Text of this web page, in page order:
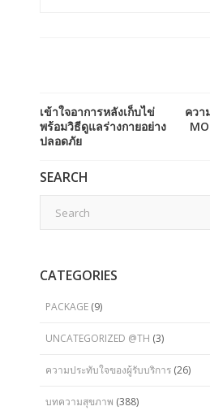
เข้าใจอาการหลังเก็บไข่
พร้อมวิธีดูแลร่างกายอย่าง
ปลอดภัย
ควา
SEARCH
CATEGORIES
PACKAGE (9)
UNCATEGORIZED @TH (3)
ความประทับใจของผู้รับบริการ (26)
บทความสุขภาพ (388)